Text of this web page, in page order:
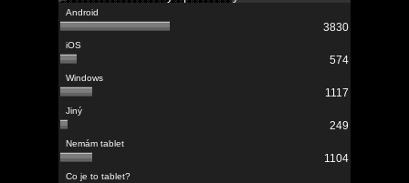
3830
574
1117
249
1104